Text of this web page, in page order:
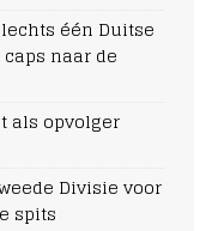
één Duitse
naar de
als opvolger
Divisie voor
spits